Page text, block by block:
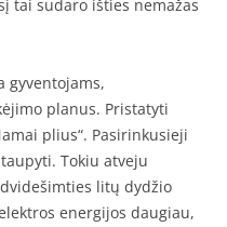
tai sudaro išties nemažas
gyventojams,
planus. Pristatyti
plius“. Pasirinkusieji
Tokiu atveju
litų dydžio
energijos daugiau,